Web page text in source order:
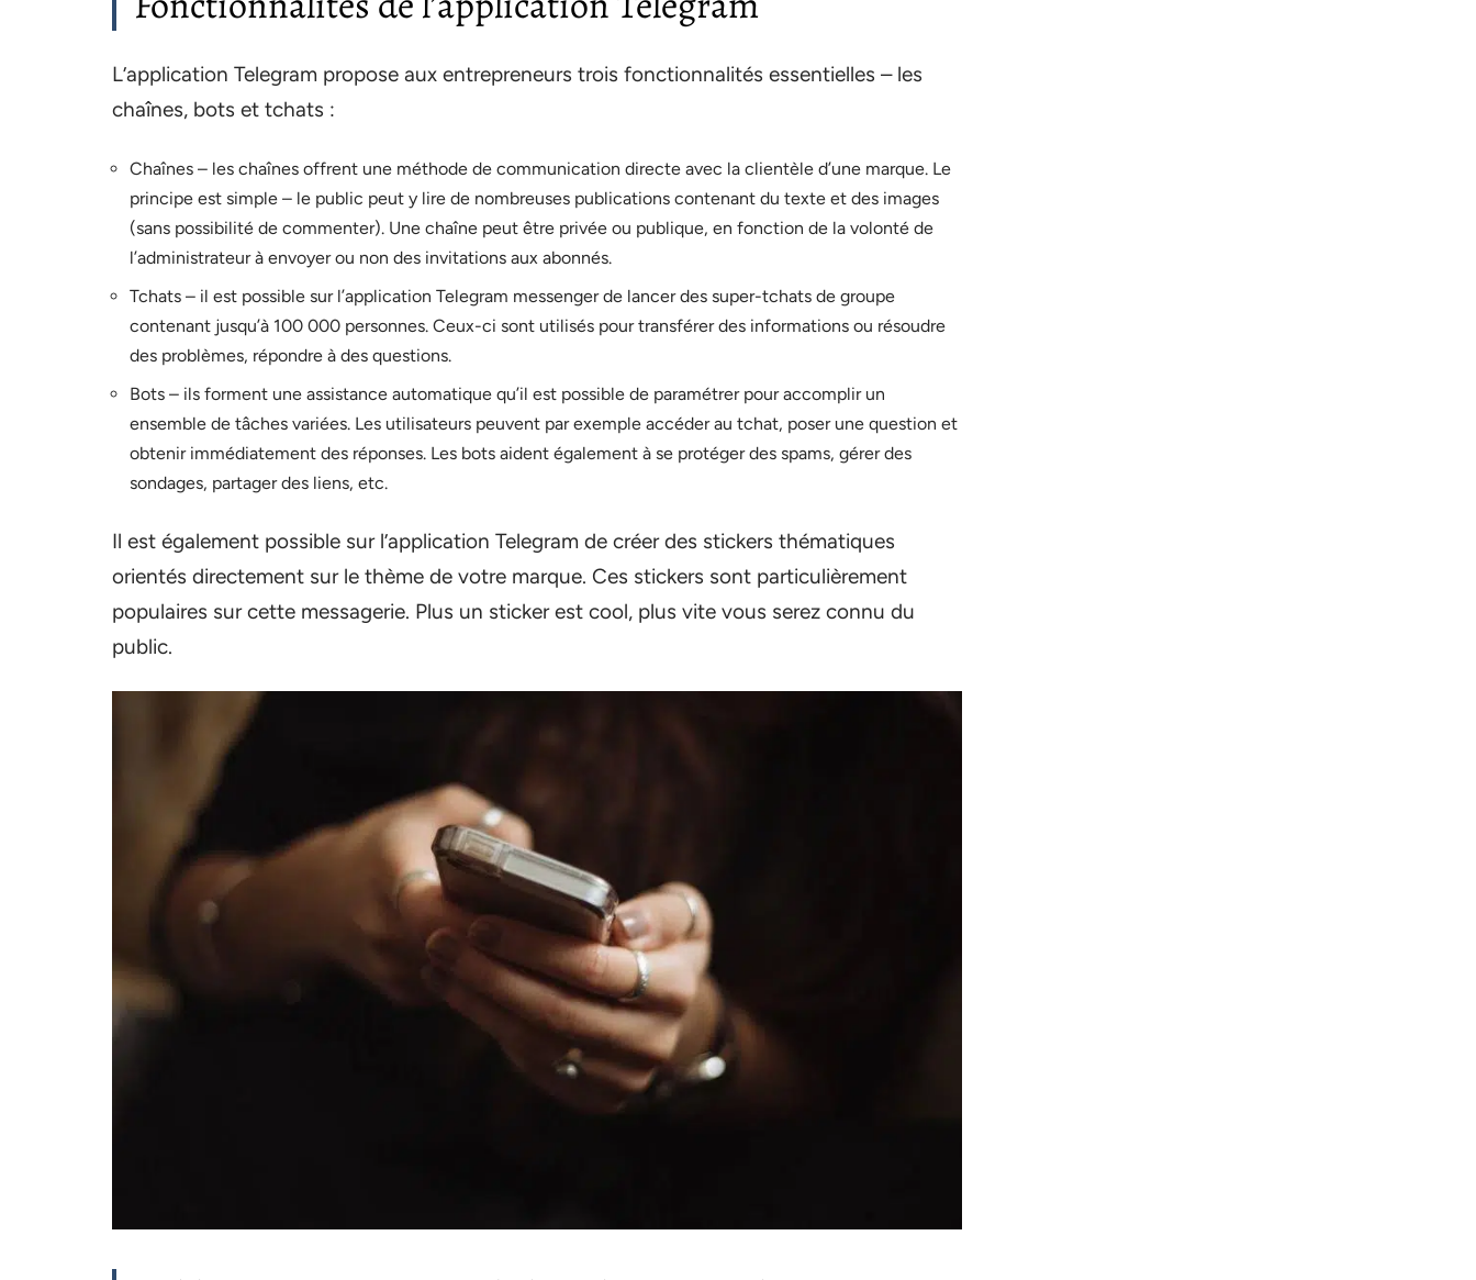
L’application Telegram propose aux entrepreneurs trois fonctionnalités essentielles – les
chaînes, bots et tchats :
Chaînes – les chaînes offrent une méthode de communication directe avec la clientèle d’une marque. Le
principe est simple – le public peut y lire de nombreuses publications contenant du texte et des images
(sans possibilité de commenter). Une chaîne peut être privée ou publique, en fonction de la volonté de
l’administrateur à envoyer ou non des invitations aux abonnés.
Tchats – il est possible sur l’application Telegram messenger de lancer des super-tchats de groupe
contenant jusqu’à 100 000 personnes. Ceux-ci sont utilisés pour transférer des informations ou résoudre
des problèmes, répondre à des questions.
Bots – ils forment une assistance automatique qu’il est possible de paramétrer pour accomplir un
ensemble de tâches variées. Les utilisateurs peuvent par exemple accéder au tchat, poser une question et
obtenir immédiatement des réponses. Les bots aident également à se protéger des spams, gérer des
sondages, partager des liens, etc.
Il est également possible sur l’application Telegram de créer des stickers thématiques
orientés directement sur le thème de votre marque. Ces stickers sont particulièrement
populaires sur cette messagerie. Plus un sticker est cool, plus vite vous serez connu du
public.